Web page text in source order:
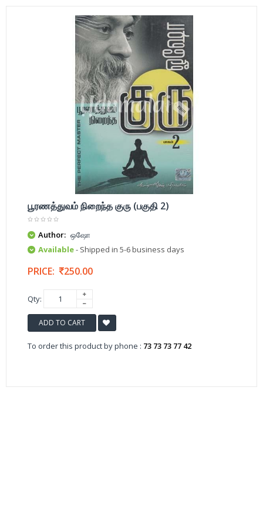
பூரணத்துவம் நிறைந்த குரு (பகுதி 2)
Author: ஒஷோ
Available- Shipped in 5-6 business days
PRICE: 250.00
Qty:
ADD TO CART
To order this product by phone : 73 73 73 77 42